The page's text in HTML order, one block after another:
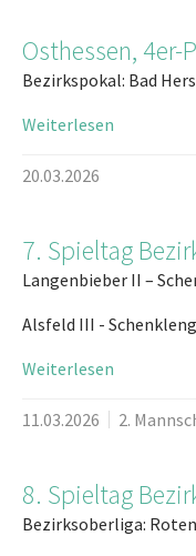
Osthessen, 4er-
Bezirkspokal: Bad
Weiterlesen
20.03.2026
7. Spieltag
Langenbieber II –
Alsfeld III -
Weiterlesen
11.03.2026 2.
8. Spieltag
Bezirksoberliga: